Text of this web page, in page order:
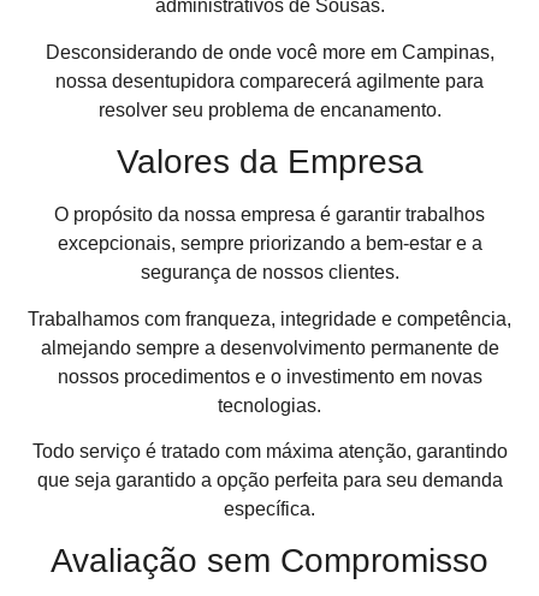
administrativos de Sousas.
Desconsiderando de onde você more em Campinas,
nossa desentupidora comparecerá agilmente para
resolver seu problema de encanamento.
Valores da Empresa
O propósito da nossa empresa é garantir trabalhos
excepcionais, sempre priorizando a bem-estar e a
segurança de nossos clientes.
Trabalhamos com franqueza, integridade e competência,
almejando sempre a desenvolvimento permanente de
nossos procedimentos e o investimento em novas
tecnologias.
Todo serviço é tratado com máxima atenção, garantindo
que seja garantido a opção perfeita para seu demanda
específica.
Avaliação sem Compromisso